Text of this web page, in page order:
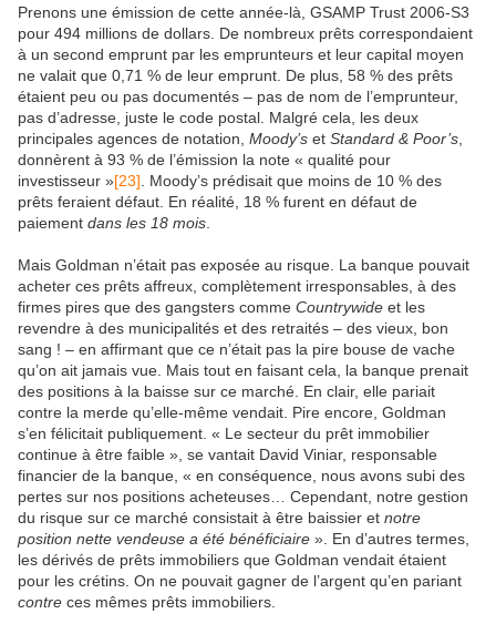
Prenons une émission de cette année-là, GSAMP Trust 2006-S3
pour 494 millions de dollars. De nombreux prêts correspondaient
à un second emprunt par les emprunteurs et leur capital moyen
ne valait que 0,71 % de leur emprunt. De plus, 58 % des prêts
étaient peu ou pas documentés – pas de nom de l’emprunteur,
pas d’adresse, juste le code postal. Malgré cela, les deux
principales agences de notation, Moody’s et Standard & Poor’s
donnèrent à 93 % de l’émission la note « qualité pour
investisseur »[23] . Moody’s prédisait que moins de 10 % des
prêts feraient défaut. En réalité, 18 % furent en défaut de
paiement dans les 18 mois
Mais Goldman n’était pas exposée au risque. La banque pouvait
acheter ces prêts affreux, complètement irresponsables, à des
firmes pires que des gangsters comme Countrywide et les
revendre à des municipalités et des retraités – des vieux, bon
sang ! – en affirmant que ce n’était pas la pire bouse de vache
qu’on ait jamais vue. Mais tout en faisant cela, la banque prenait
des positions à la baisse sur ce marché. En clair, elle pariait
contre la merde qu’elle-même vendait. Pire encore, Goldman
s’en félicitait publiquement. « Le secteur du prêt immobilier
continue à être faible », se vantait David Viniar, responsable
financier de la banque, « en conséquence, nous avons subi des
pertes sur nos positions acheteuses… Cependant, notre gestion
du risque sur ce marché consistait à être baissier et notre
position nette vendeuse a été bénéficiaire ». En d’autres termes,
les dérivés de prêts immobiliers que Goldman vendait étaient
pour les crétins. On ne pouvait gagner de l’argent qu’en pariant
contre ces mêmes prêts immobiliers.